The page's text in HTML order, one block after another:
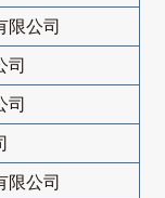
限公司
司
司
限公司